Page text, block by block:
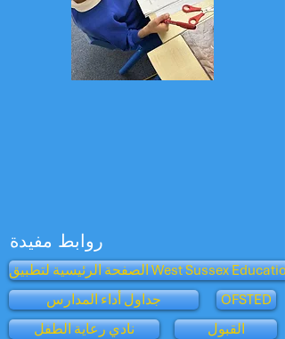
روابط مفيدة
الصفحة الرئيسية لتطبيق West Sussex Education
جداول أداء المدارس
OFSTED
نادي رعاية الطفل
القبول